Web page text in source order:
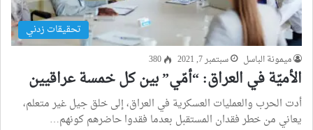
تحقيقات زدني
ميمونة الباسل سبتمبر 7, 2021 380
الأميّة في العراق: “أمّي” بين كل خمسة عراقيين
أدت الحرب والعمليات العسكرية في العراق، إلى خلق جيل غير متعلم،
يعاني من خطر فقدان المستقبل بعدما فقدوا حاضرهم كونهم…